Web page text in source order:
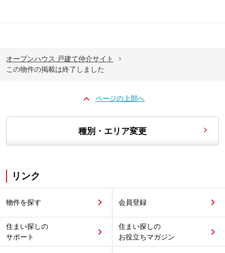
オープンハウス 戸建て仲介サイト
この物件の掲載は終了しました
ページの上部へ
種別・エリア変更
リンク
物件を探す 会員登録
住まい探しの
サポート
住まい探しの
お役立ちマガジン